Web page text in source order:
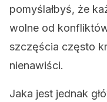
pomyślałbyś, że
wolne od
szczęścia często
nienawiści.
Jaka jest jednak